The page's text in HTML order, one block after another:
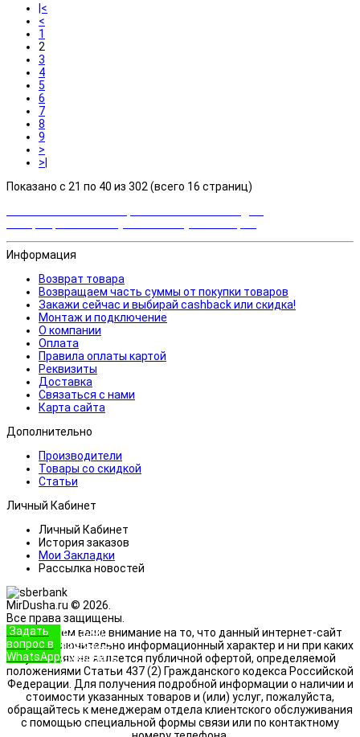
|<
<
1
2
3
4
5
6
7
8
9
>
>|
Показано с 21 по 40 из 302 (всего 16 страниц)
Информация
Возврат товара
Возвращаем часть суммы от покупки товаров
Закажи сейчас и выбирай cashback или скидка!
Монтаж и подключение
О компании
Оплата
Правила оплаты картой
Реквизиты
Доставка
Связаться с нами
Карта сайта
Дополнительно
Производители
Товары со скидкой
Статьи
Личный Кабинет
Личный Кабинет
История заказов
Мои Закладки
Рассылка новостей
MirDusha.ru © 2026.
Все права защищены.
Обращаем ваше внимание на то, что данный интернет-сайт
носит исключительно информационный характер и ни при каких
условиях не является публичной офертой, определяемой
положениями Статьи 437 (2) Гражданского кодекса Российской
Федерации. Для получения подробной информации о наличии и
стоимости указанных товаров и (или) услуг, пожалуйста,
обращайтесь к менеджерам отдела клиентского обслуживания
с помощью специальной формы связи или по контактному
Задать
вопрос в
WhatsApp
+7 (933)
888-8322
Позвонить